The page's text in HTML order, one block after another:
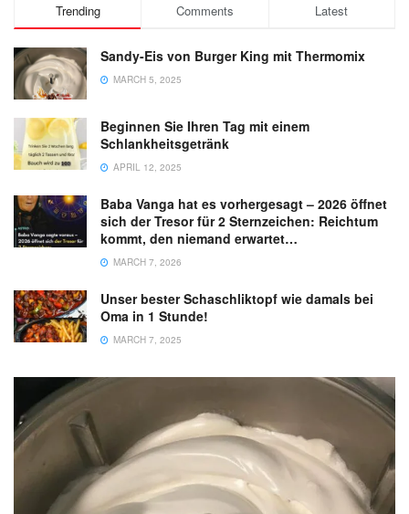
Trending Comments Latest
Sandy-Eis von Burger King mit Thermomix
MARCH 5, 2025
Beginnen Sie Ihren Tag mit einem
Schlankheitsgetränk
APRIL 12, 2025
Baba Vanga hat es vorhergesagt – 2026 öffnet
sich der Tresor für 2 Sternzeichen: Reichtum
kommt, den niemand erwartet…
MARCH 7, 2026
Unser bester Schaschliktopf wie damals bei
Oma in 1 Stunde!
MARCH 7, 2025